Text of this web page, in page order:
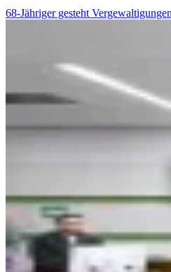
68-Jähriger gesteht